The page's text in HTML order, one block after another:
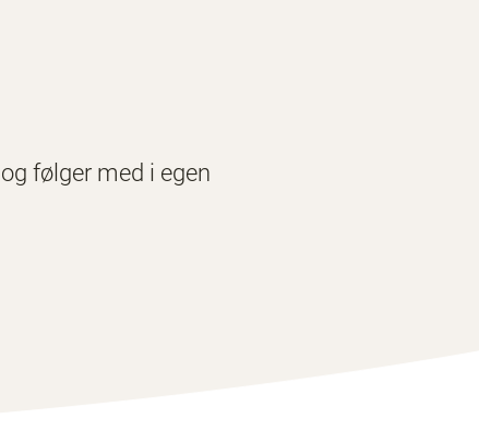
følger med i egen